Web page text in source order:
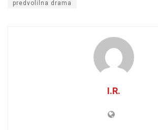
predvolilna drama
I.R.